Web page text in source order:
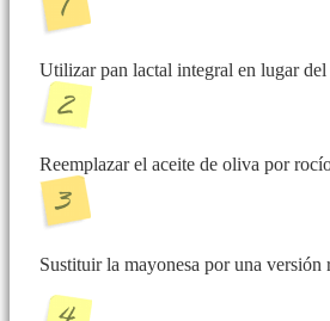
Utilizar pan lactal integral en lugar
Reemplazar el aceite de oliva por
Sustituir la mayonesa por una versión